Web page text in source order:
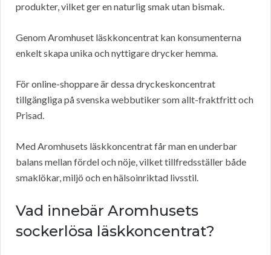
produkter, vilket ger en naturlig smak utan bismak.
Genom Aromhuset läskkoncentrat kan konsumenterna
enkelt skapa unika och nyttigare drycker hemma.
För online-shoppare är dessa dryckeskoncentrat
tillgängliga på svenska webbutiker som allt-fraktfritt och
Prisad.
Med Aromhusets läskkoncentrat får man en underbar
balans mellan fördel och nöje, vilket tillfredsställer både
smaklökar, miljö och en hälsoinriktad livsstil.
Vad innebär Aromhusets
sockerlösa läskkoncentrat?